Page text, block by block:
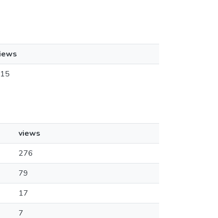
views
276
79
17
7